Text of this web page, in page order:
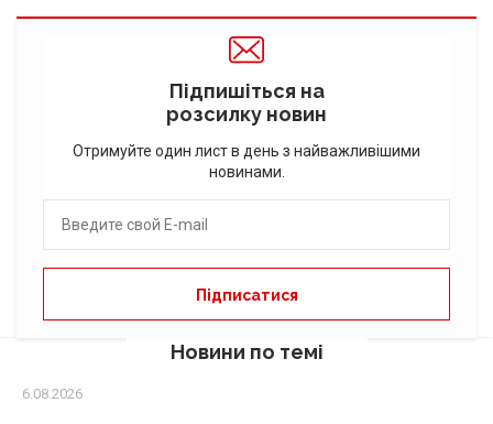
Підпишіться на
розсилку новин
Отримуйте один лист в день з найважливішими
новинами.
Новини по темі
6.08.2026